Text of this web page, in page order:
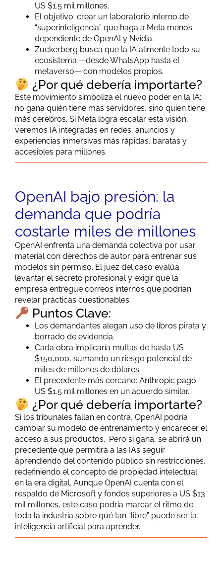
US $1.5 mil millones.
El objetivo: crear un laboratorio interno de
“superinteligencia” que haga a Meta menos
dependiente de OpenAI y Nvidia.
Zuckerberg busca que la IA alimente todo su
ecosistema —desde WhatsApp hasta el
metaverso— con modelos propios.
¿Por qué debería importarte?
Este movimiento simboliza el nuevo poder en la IA:
no gana quién tiene más servidores, sino quien tiene
más cerebros. Si Meta logra escalar esta visión,
veremos IA integradas en redes, anuncios y
experiencias inmersivas más rápidas, baratas y
accesibles para millones.
OpenAI bajo presión: la
demanda que podría
costarle miles de millones
OpenAI enfrenta una demanda colectiva por usar
material con derechos de autor para entrenar sus
modelos sin permiso. El juez del caso evalúa
levantar el secreto profesional y exigir que la
empresa entregue correos internos que podrían
revelar prácticas cuestionables.
Puntos Clave:
Los demandantes alegan uso de libros pirata y
borrado de evidencia.
Cada obra implicaría multas de hasta US
$150,000, sumando un riesgo potencial de
miles de millones de dólares.
El precedente más cercano: Anthropic pagó
US $1.5 mil millones en un acuerdo similar.
¿Por qué debería importarte?
Si los tribunales fallan en contra, OpenAI podría
cambiar su modelo de entrenamiento y encarecer el
acceso a sus productos. Pero si gana, se abrirá un
precedente que permitirá a las IAs seguir
aprendiendo del contenido público sin restricciones,
redefiniendo el concepto de propiedad intelectual
en la era digital. Aunque OpenAI cuenta con el
respaldo de Microsoft y fondos superiores a US $13
mil millones, este caso podría marcar el ritmo de
toda la industria sobre qué tan “libre” puede ser la
inteligencia artificial para aprender.